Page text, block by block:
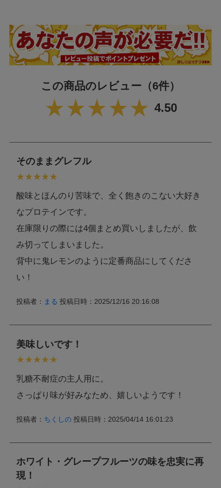
この商品のレビュー （6件）
4.50
そのままグレフル
酸味とほんのり苦味で、全く飽きのこない大好き
なプロテインです。
在庫限りの際には4個まとめ買いしましたが、飲
み切ってしまいました。
背中に鬼レモンのように定番商品にしてくださ
い！
投稿者： まる 投稿日時：2025/12/16 20:16:08
美味しいです！
乳糖不耐症の主人用に。
さっぱり味が好みなため、嬉しいようです！
投稿者： ちくしの 投稿日時：2025/04/14 16:01:23
ホワイト・グレープフルーツの味を忠実に再
現！